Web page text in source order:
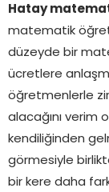
Hatay
matematik
düzeyde bir
ücretlere
öğretmenlerle
alacağını verim
kendiliğinden
görmesiyle
bir kere daha